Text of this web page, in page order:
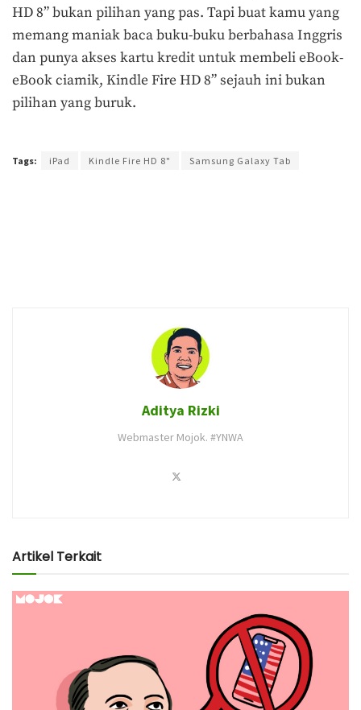
HD 8” bukan pilihan yang pas. Tapi buat kamu yang
memang maniak baca buku-buku berbahasa Inggris
dan punya akses kartu kredit untuk membeli eBook-
eBook ciamik, Kindle Fire HD 8” sejauh ini bukan
pilihan yang buruk.
Tags: iPad Kindle Fire HD 8" Samsung Galaxy Tab
Aditya Rizki
Webmaster Mojok. #YNWA
Artikel Terkait